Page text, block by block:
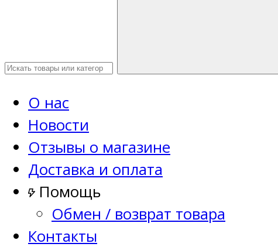
О нас
Новости
Отзывы о магазине
Доставка и оплата
Помощь
Обмен / возврат товара
Контакты